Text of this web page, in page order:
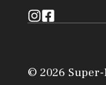
© 2026